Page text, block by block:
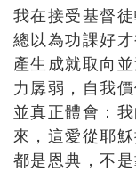
我在接受基督
總以為功課好
產生成就取向
力孱弱，自我
並真正體會：
來，這愛從耶
都是恩典，不